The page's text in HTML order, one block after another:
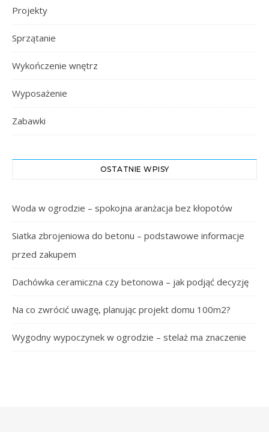
Projekty
Sprzątanie
Wykończenie wnętrz
Wyposażenie
Zabawki
OSTATNIE WPISY
Woda w ogrodzie – spokojna aranżacja bez kłopotów
Siatka zbrojeniowa do betonu – podstawowe informacje
przed zakupem
Dachówka ceramiczna czy betonowa – jak podjąć decyzję
Na co zwrócić uwagę, planując projekt domu 100m2?
Wygodny wypoczynek w ogrodzie – stelaż ma znaczenie